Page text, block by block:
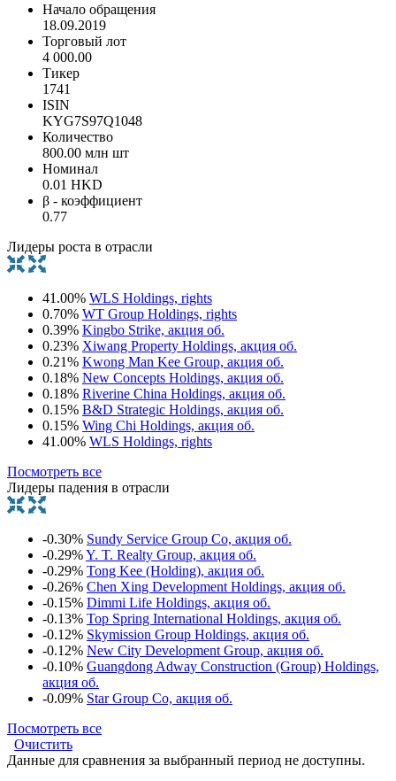
Начало обращения
18.09.2019
Торговый лот
4 000.00
Тикер
1741
ISIN
KYG7S97Q1048
Количество
800.00 млн шт
Номинал
0.01 HKD
β - коэффициент
0.77
Лидеры роста в отрасли
41.00% WLS Holdings, rights
0.70% WT Group Holdings, rights
0.39% Kingbo Strike, акция об.
0.23% Xiwang Property Holdings, акция об.
0.21% Kwong Man Kee Group, акция об.
0.18% New Concepts Holdings, акция об.
0.18% Riverine China Holdings, акция об.
0.15% B&D Strategic Holdings, акция об.
0.15% Wing Chi Holdings, акция об.
41.00% WLS Holdings, rights
Посмотреть все
Лидеры падения в отрасли
-0.30% Sundy Service Group Co, акция об.
-0.29%Y. T. Realty Group, акция об.
-0.29% Tong Kee (Holding), акция об.
-0.26% Chen Xing Development Holdings, акция об.
-0.15% Dimmi Life Holdings, акция об.
-0.13% Top Spring International Holdings, акция об.
-0.12% Skymission Group Holdings, акция об.
-0.12% New City Development Group, акция об.
-0.10% Guangdong Adway Construction (Group) Holdings,
акция об.
-0.09% Star Group Co, акция об.
Посмотреть все
Очистить
Данные для сравнения за выбранный период не доступны.